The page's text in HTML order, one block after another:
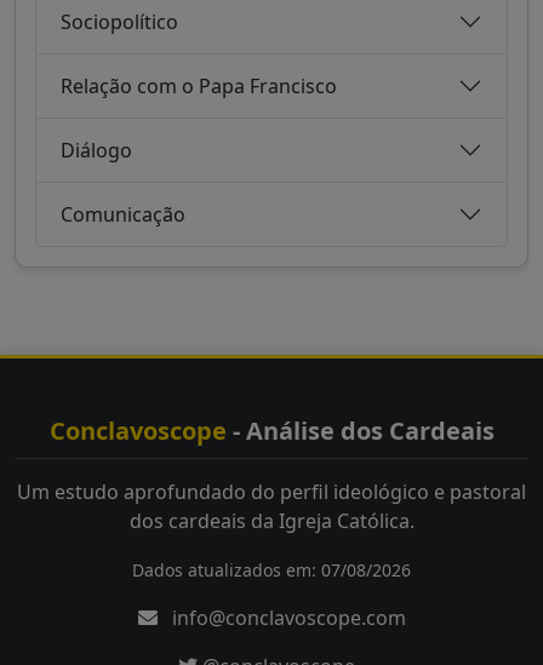
Sociopolítico
Relação com o Papa Francisco
Diálogo
Comunicação
Conclavoscope - Análise dos Cardeais
Um estudo aprofundado do perfil ideológico e pastoral
dos cardeais da Igreja Católica.
Dados atualizados em: 07/08/2026
info@conclavoscope.com